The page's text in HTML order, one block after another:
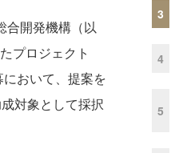
合開発機構（以
プロジェクト
おいて、提案を
対象として採択
3
4
5